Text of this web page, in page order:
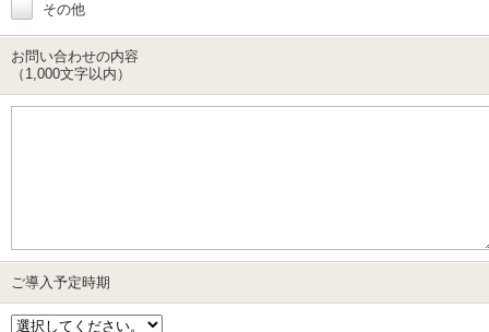
その他
お問い合わせの内容
（1,000文字以内）
ご導入予定時期